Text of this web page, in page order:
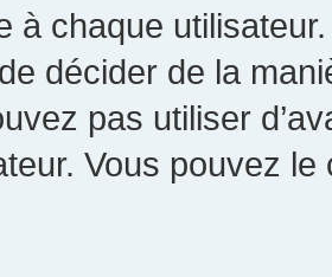
à chaque utilisateur.
décider de la
pas utiliser
Vous pouvez